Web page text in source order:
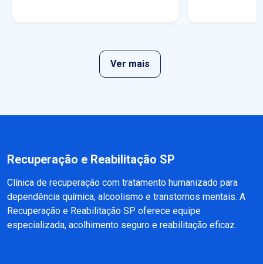
Ver mais
Recuperação e Reabilitação SP
Clínica de recuperação com tratamento humanizado para
dependência química, alcoolismo e transtornos mentais. A
Recuperação e Reabilitação SP oferece equipe
especializada, acolhimento seguro e reabilitação eficaz.